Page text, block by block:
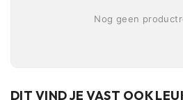
Nog geen
DIT VIND JE VAST OOK